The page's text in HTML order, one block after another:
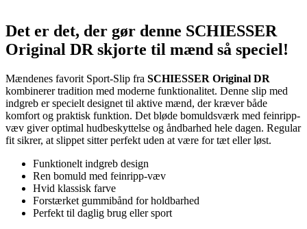
Det er det, der gør denne SCHIESSER
Original DR skjorte til mænd så speciel!
Mændenes favorit Sport-Slip fra SCHIESSER Original DR
kombinerer tradition med moderne funktionalitet. Denne slip med
indgreb er specielt designet til aktive mænd, der kræver både
komfort og praktisk funktion. Det bløde bomuldsværk med feinripp-
væv giver optimal hudbeskyttelse og åndbarhed hele dagen. Regular
fit sikrer, at slippet sitter perfekt uden at være for tæt eller løst.
Funktionelt indgreb design
Ren bomuld med feinripp-væv
Hvid klassisk farve
Forstærket gummibånd for holdbarhed
Perfekt til daglig brug eller sport